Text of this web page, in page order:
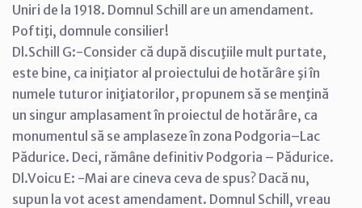
Uniri de la 1918. Domnul Schill are un amendament.
Poftiţi, domnule consilier!
Dl.Schill G:-Consider că după discuţiile mult purtate,
este bine, ca iniţiator al proiectului de hotărâre şi în
numele tuturor iniţiatorilor, propunem să se menţină
un singur amplasament în proiectul de hotărâre, ca
monumentul să se amplaseze în zona Podgoria–Lac
Pădurice. Deci, rămâne definitiv Podgoria – Pădurice.
Dl.Voicu E: -Mai are cineva ceva de spus? Dacă nu,
supun la vot acest amendament. Domnul Schill, vreau